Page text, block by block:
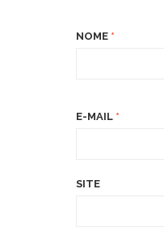
NOME *
E-MAIL *
SITE